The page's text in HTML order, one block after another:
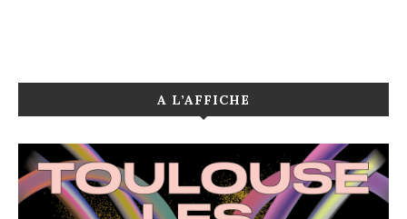
A L’AFFICHE